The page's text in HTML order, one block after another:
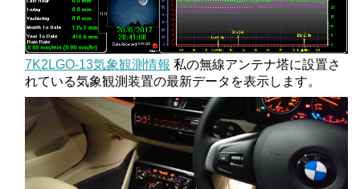
7K2LGO-13気象観測情報 私の無線アンテナ塔に設置さ
れている気象観測装置の最新データを表示します。